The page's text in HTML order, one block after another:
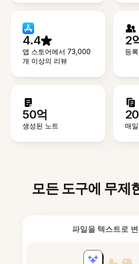
4.4
앱 스토어에서 73,000
개 이상의 리뷰
2
등
50억
생성된 노트 매
모든 도구에 무제
파일을 텍스트로